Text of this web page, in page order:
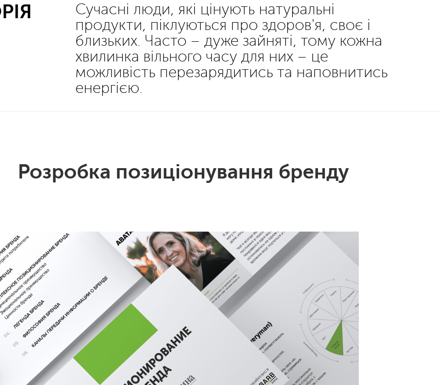
Сучасні люди, які цінують натуральні
продукти, піклуються про здоров'я, своє і
близьких. Часто – дуже зайняті, тому кожна
хвилинка вільного часу для них – це
можливість перезарядитись та наповнитись
енергією.
Розробка позиціонування бренду